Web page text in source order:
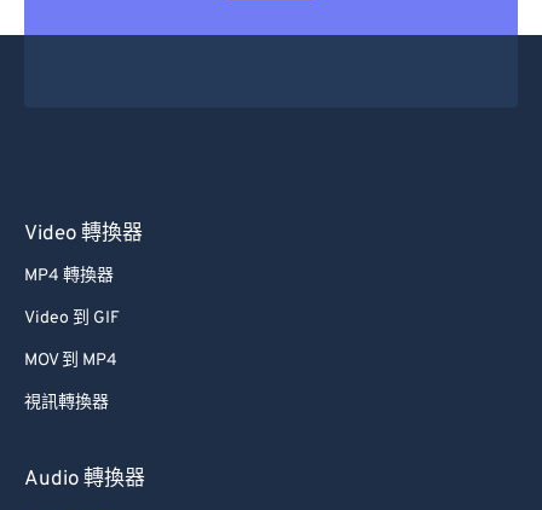
Video 轉換器
MP4 轉換器
Video 到 GIF
MOV 到 MP4
視訊轉換器
Audio 轉換器